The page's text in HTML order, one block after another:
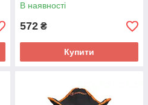
В наявності
572 ₴
Купити